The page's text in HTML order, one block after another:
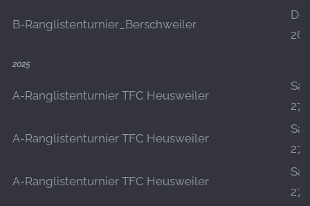
B-Ranglistenturnier_Berschweiler
Do.,
2025
A-Ranglistenturnier TFC Heusweiler
Sa.,
A-Ranglistenturnier TFC Heusweiler
Sa.,
A-Ranglistenturnier TFC Heusweiler
Sa.,